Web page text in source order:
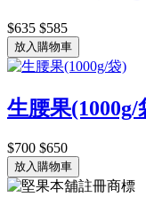
$635 $585
放入購物車
生腰果(1000g/
$700 $650
放入購物車